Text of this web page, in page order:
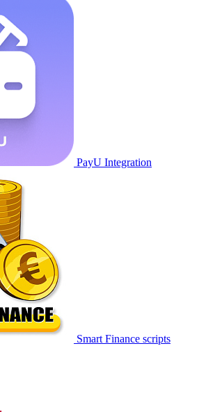
PayU Integration
Smart Finance scripts